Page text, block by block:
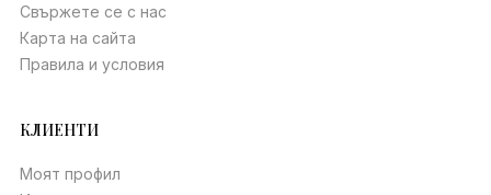
Свържете се с нас
Карта на сайта
Правила и условия
КЛИЕНТИ
Моят профил